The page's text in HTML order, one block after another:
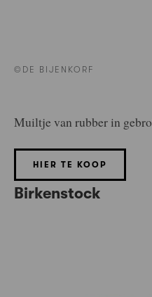
©DE BIJENKORF
Muiltje van rubber in
HIER TE KOOP
Birkenstock